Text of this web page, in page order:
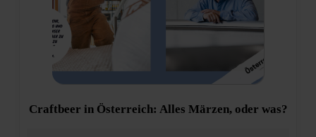
Craftbeer in Österreich: Alles Märzen, oder was?